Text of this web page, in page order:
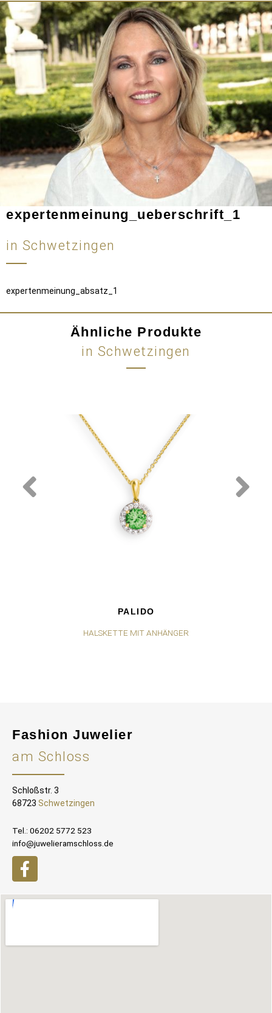
expertenmeinung_ueberschrift_1
in Schwetzingen
expertenmeinung_absatz_1
Ähnliche Produkte
in Schwetzingen
PALIDO
HALSKETTE MIT ANHÄNGER
Fashion Juwelier
am Schloss
Schloßstr. 3
68723 Schwetzingen
Tel.: 06202 5772 523
info@juwelieramschloss.de